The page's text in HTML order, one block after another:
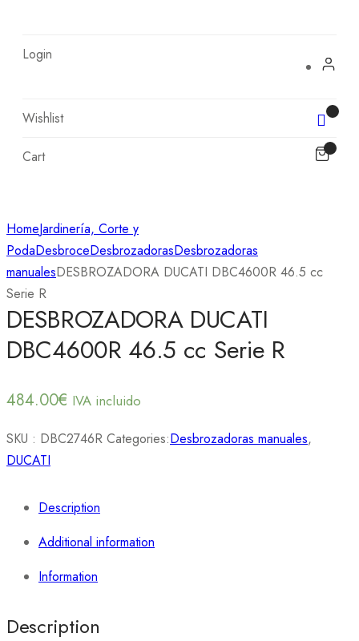
Login
Wishlist
Cart
HomeJardinería, Corte y
PodaDesbroceDesbrozadorasDesbrozadoras
manualesDESBROZADORA DUCATI DBC4600R 46.5 cc
Serie R
DESBROZADORA DUCATI
DBC4600R 46.5 cc Serie R
484.00€ IVA incluido
SKU : DBC2746R Categories:Desbrozadoras manuales,
DUCATI
Description
Additional information
Information
Description